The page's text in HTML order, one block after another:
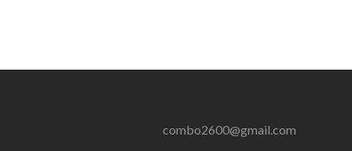
combo2600@gmail.com